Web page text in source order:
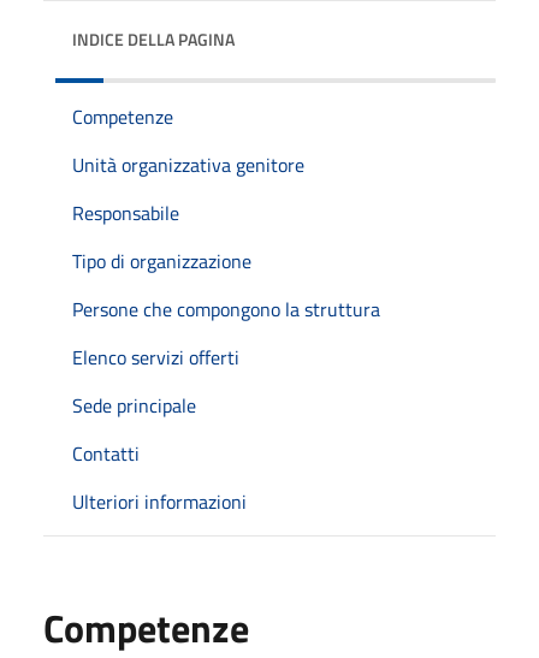
INDICE DELLA PAGINA
Competenze
Unità organizzativa genitore
Responsabile
Tipo di organizzazione
Persone che compongono la struttura
Elenco servizi offerti
Sede principale
Contatti
Ulteriori informazioni
Competenze